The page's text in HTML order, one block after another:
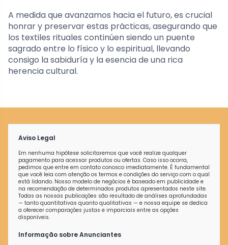
A medida que avanzamos hacia el futuro, es crucial
honrar y preservar estas prácticas, asegurando que
los textiles rituales continúen siendo un puente
sagrado entre lo físico y lo espiritual, llevando
consigo la sabiduría y la esencia de una rica
herencia cultural.
Aviso Legal
Em nenhuma hipótese solicitaremos que você realize qualquer
pagamento para acessar produtos ou ofertas. Caso isso ocorra,
pedimos que entre em contato conosco imediatamente. É fundamental
que você leia com atenção os termos e condições do serviço com o qual
está lidando. Nosso modelo de negócios é baseado em publicidade e
na recomendação de determinados produtos apresentados neste site.
Todas as nossas publicações são resultado de análises aprofundadas
— tanto quantitativas quanto qualitativas — e nossa equipe se dedica
a oferecer comparações justas e imparciais entre as opções
disponíveis.
Informação sobre Anunciantes